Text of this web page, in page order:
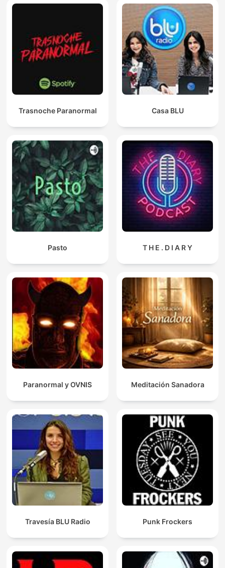
Trasnoche Paranormal Casa BLU
Pasto T H E . D I A R Y
Paranormal y OVNIS Meditación Sanadora
Travesía BLU Radio Punk Frockers